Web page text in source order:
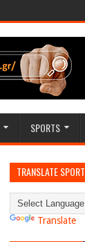
SPORTS
TRANSLATE
Translate